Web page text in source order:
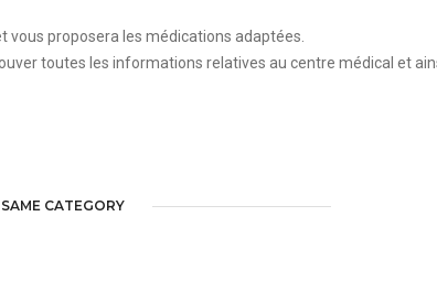
vous proposera les médications adaptées.
toutes les informations relatives au centre médical et
CATEGORY